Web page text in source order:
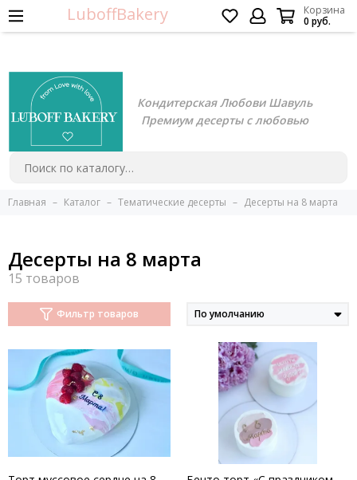
Кондитерская Любови Шавуль
Премиум десерты с любовью
LuboffBakery
Корзина
0 руб.
Главная Каталог Тематические десерты Десерты на 8 марта
Десерты на 8 марта
Фильтр товаров